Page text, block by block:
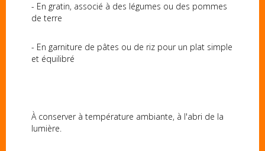
- En gratin, associé à des légumes ou des pommes
de terre
- En garniture de pâtes ou de riz pour un plat simple
et équilibré
À conserver à température ambiante, à l'abri de la
lumière.